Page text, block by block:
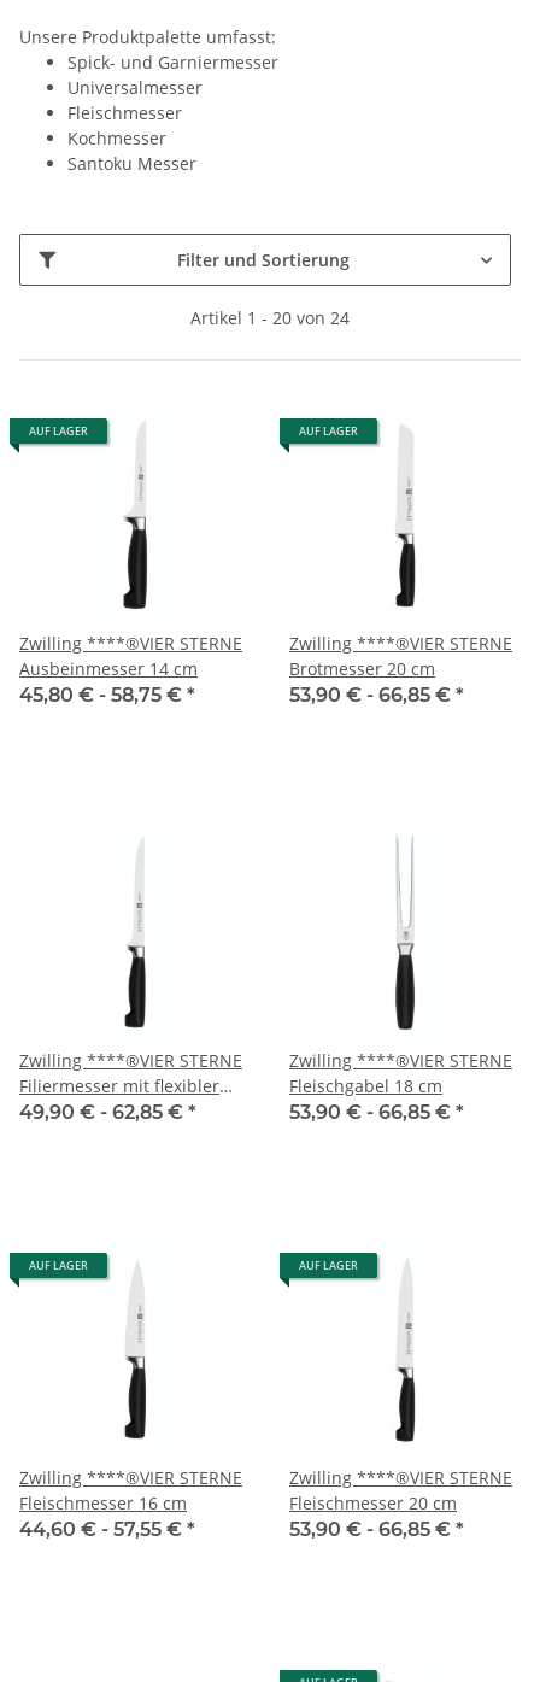
Unsere Produktpalette umfasst:
Spick- und Garniermesser
Universalmesser
Fleischmesser
Kochmesser
Santoku Messer
Filter und Sortierung
Artikel 1 - 20 von 24
AUF LAGER
Zwilling ****®VIER STERNE
Ausbeinmesser 14 cm
45,80 € - 58,75 € *
AUF LAGER
Zwilling ****®VIER STERNE
Brotmesser 20 cm
53,90 € - 66,85 € *
Zwilling ****®VIER STERNE
Filiermesser mit flexibler
Klinge 18 cm
49,90 € - 62,85 € *
Zwilling ****®VIER STERNE
Fleischgabel 18 cm
53,90 € - 66,85 € *
AUF LAGER
Zwilling ****®VIER STERNE
Fleischmesser 16 cm
44,60 € - 57,55 € *
AUF LAGER
Zwilling ****®VIER STERNE
Fleischmesser 20 cm
53,90 € - 66,85 € *